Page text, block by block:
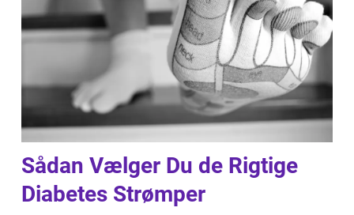
Sådan Vælger Du de Rigtige
Diabetes Strømper